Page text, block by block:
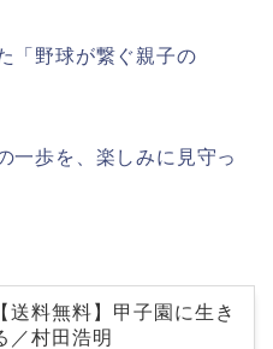
「野球が繋ぐ親子の
一歩を、楽しみに見守っ
【送料無料】甲子園に生き
／村田浩明